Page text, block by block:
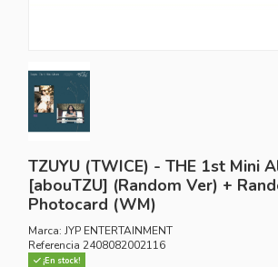
TZUYU (TWICE) - THE 1st Mini
[abouTZU] (Random Ver) +
Photocard (WM)
Marca: JYP ENTERTAINMENT
Referencia 2408082002116
¡En stock!